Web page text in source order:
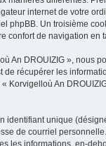
internet de votre
phpBB. Un troisième
confort de navigation en
An DROUIZIG », nous
de récupérer les
« Korvigelloù An
identifiant unique
de courriel
les informations, en-